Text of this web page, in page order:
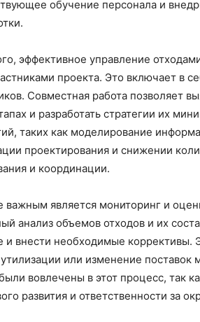
обучение персонала и
эффективное управление
проекта. Это включает в
Совместная работа позволяет
и разработать стратегии их
таких как моделирование
проектирования и снижении
и координации.
является мониторинг и
анализ объемов отходов и их
и внести необходимые коррективы.
или изменение поставок
вовлечены в этот процесс, так
развития и ответственности за